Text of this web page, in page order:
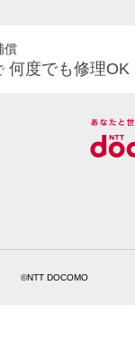
償
何度でも修理OK
©NTT DOCOMO